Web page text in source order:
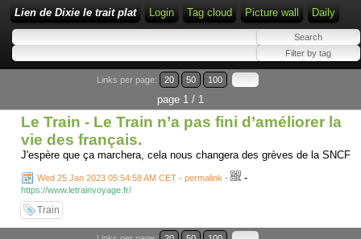
Lien de Dixie le trait plat Login Tag cloud Picture wall Daily
Links per page: 20 50 100
page 1 / 1
Le Train - Le Train n’a pas fini d’améliorer la
vie des français.
J'espère que ça marchera, cela nous changera des grèves de la SNCF
Wed 25 Jan 2023 05:54:58 AM CET - permalink - -
https://www.letrainvoyage.fr/
Train